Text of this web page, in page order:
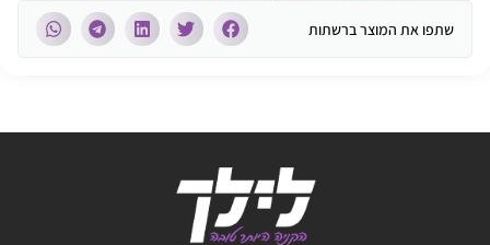
שתפו את המוצר ברשתות